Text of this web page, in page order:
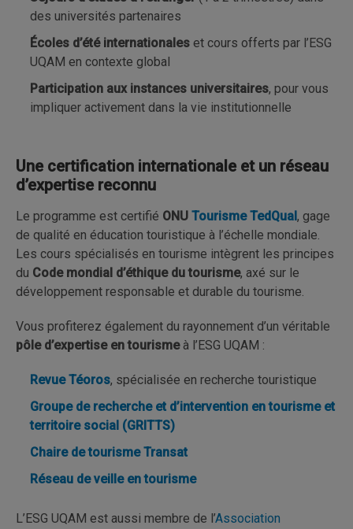
des universités partenaires
Écoles d’été internationales et cours offerts par l’ESG
UQAM en contexte global
Participation aux instances universitaires, pour vous
impliquer activement dans la vie institutionnelle
Une certification internationale et un réseau
d’expertise reconnu
Le programme est certifié ONU Tourisme TedQual, gage
de qualité en éducation touristique à l’échelle mondiale.
Les cours spécialisés en tourisme intègrent les principes
du Code mondial d’éthique du tourisme, axé sur le
développement responsable et durable du tourisme.
Vous profiterez également du rayonnement d’un véritable
pôle d’expertise en tourismeà l’ESG UQAM :
Revue Téoros, spécialisée en recherche touristique
Groupe de recherche et d’intervention en tourisme et
territoire social (GRITTS)
Chaire de tourisme Transat
Réseau de veille en tourisme
L’ESG UQAM est aussi membre de l’Association